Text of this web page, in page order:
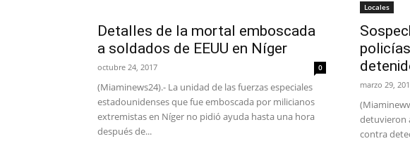
Detalles de la mortal emboscada
a soldados de EEUU en Níger
octubre 24, 2017 0
(Miaminews24).- La unidad de las fuerzas especiales
estadounidenses que fue emboscada por milicianos
extremistas en Níger no pidió ayuda hasta una hora
después de...
Locales
marzo 29,
detuvieron
contra